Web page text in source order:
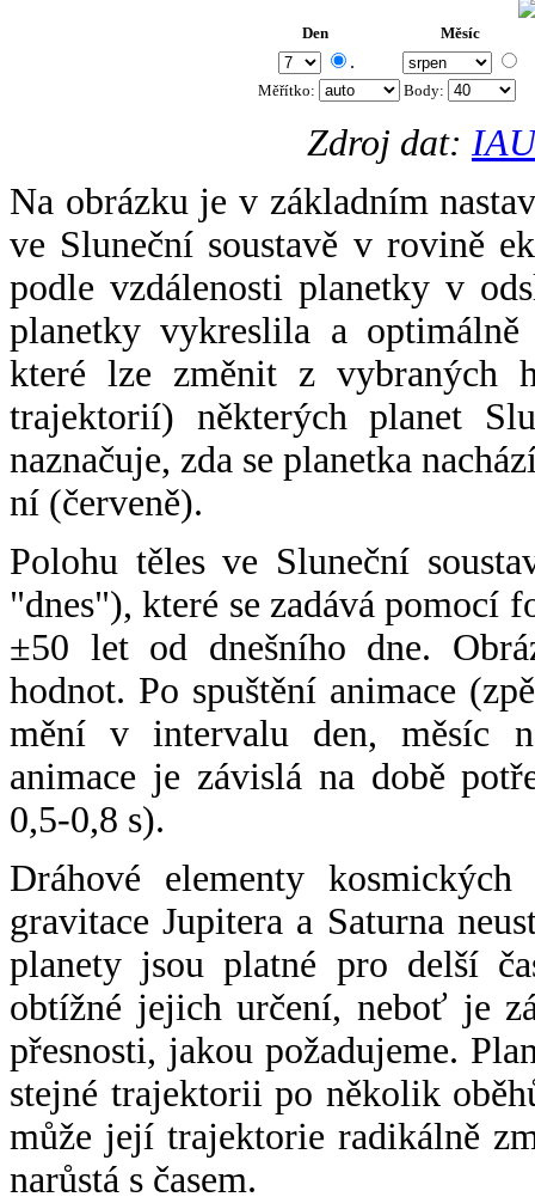
Den Měsíc
.
Měřítko: Body:
Zdroj dat:
Na obrázku je v základním
ve Sluneční soustavě v rovině
podle vzdálenosti planetky v
planetky vykreslila a
které lze změnit z vybraných
trajektorií) některých planet
naznačuje, zda se planetka
ní (červeně).
Polohu těles ve Sluneční
"dnes"), které se zadává pomocí
±50 let od dnešního dne.
hodnot. Po spuštění animace
mění v intervalu den, měsíc
animace je závislá na době
0,5-0,8 s).
Dráhové elementy
gravitace Jupitera a Saturna
planety jsou platné pro delší
obtížné jejich určení, neboť je
přesnosti, jakou požadujeme.
stejné trajektorii po několik
může její trajektorie radikálně
narůstá s časem.